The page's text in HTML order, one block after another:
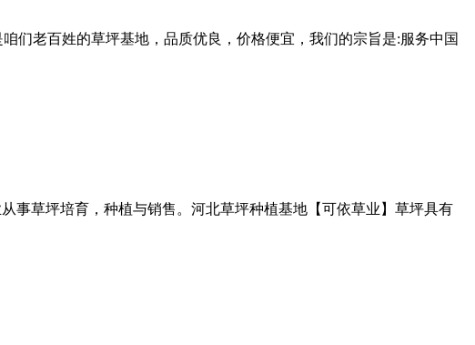
们老百姓的草坪基地，品质优良，价格便宜，我们的宗旨是:服务中国
事草坪培育，种植与销售。河北草坪种植基地【可依草业】草坪具有